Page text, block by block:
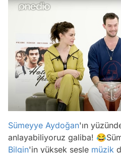
Sümeyye Aydoğan'ın
anlayabiliyoruz galiba!
Bilgin'in yüksek sesle müzik